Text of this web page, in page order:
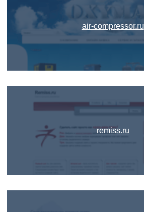
air-compressor.ru
remiss.ru